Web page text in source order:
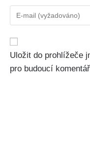
Uložit do prohlížeče
pro budoucí